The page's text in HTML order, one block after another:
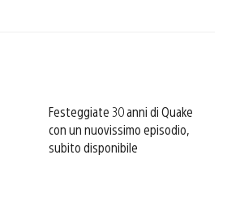
Festeggiate 30 anni di Quake
con un nuovissimo episodio,
subito disponibile